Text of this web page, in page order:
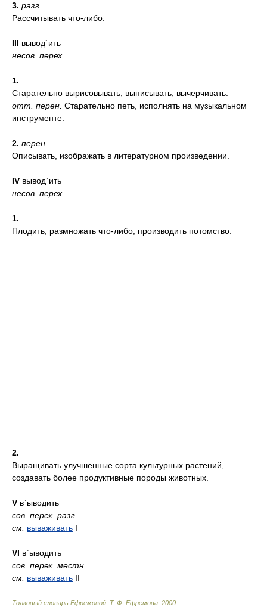
3. разг.
Рассчитывать что-либо.
III вывод`ить
несов. перех.
1.
Старательно вырисовывать, выписывать, вычерчивать.
отт. перен. Старательно петь, исполнять на музыкальном
инструменте.
2. перен.
Описывать, изображать в литературном произведении.
IV вывод`ить
несов. перех.
1.
Плодить, размножать что-либо, производить потомство.
2.
Выращивать улучшенные сорта культурных растений,
создавать более продуктивные породы животных.
V в`ыводить
сов. перех. разг.
см. вываживать I
VI в`ыводить
сов. перех. местн.
см. вываживать II
Толковый словарь Ефремовой Т. Ф. Ефремова. 2000